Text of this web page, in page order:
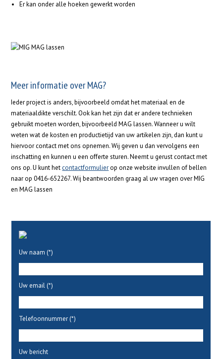
Er kan onder alle hoeken gewerkt worden
Meer informatie over MAG?
Ieder project is anders, bijvoorbeeld omdat het materiaal en de
materiaaldikte verschilt. Ook kan het zijn dat er andere technieken
gebruikt moeten worden, bijvoorbeeld MAG lassen. Wanneer u wilt
weten wat de kosten en productietijd van uw artikelen zijn, dan kunt u
hiervoor contact met ons opnemen. Wij geven u dan vervolgens een
inschatting en kunnen u een offerte sturen. Neemt u gerust contact met
ons op. U kunt hetcontactformulierop onze website invullen of bellen
naar op 0416-652267. Wij beantwoorden graag al uw vragen over MIG
en MAG lassen
Uw naam (*)
Uw email (*)
Telefoonnummer (*)
Uw bericht